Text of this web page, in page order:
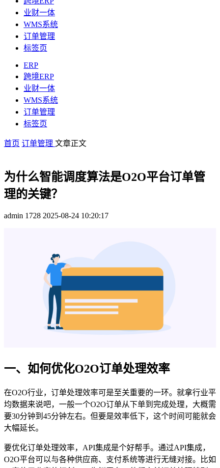
业财一体
WMS系统
订单管理
标签页
ERP
跨境ERP
业财一体
WMS系统
订单管理
标签页
首页 订单管理 文章正文
为什么智能调度算法是O2O平台订单管
理的关键？
admin 1728 2025-08-24 10:20:17
一、如何优化O2O订单处理效率
在O2O行业，订单处理效率可是至关重要的一环。就拿行业平
均数据来说吧，一般一个O2O订单从下单到完成处理，大概需
要30分钟到45分钟左右。但要是效率低下，这个时间可能就会
大幅延长。
要优化订单处理效率，API集成是个好帮手。通过API集成，
O2O平台可以与各种供应商、支付系统等进行无缝对接。比如